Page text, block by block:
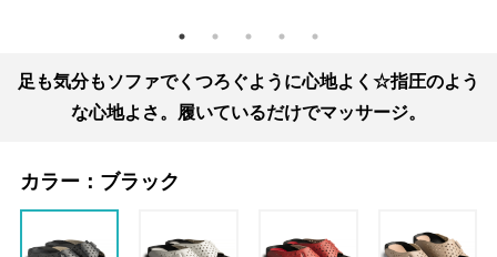
足も気分もソファでくつろぐように心地よく☆指圧のよう
な心地よさ。履いているだけでマッサージ。
カラー： ブラック